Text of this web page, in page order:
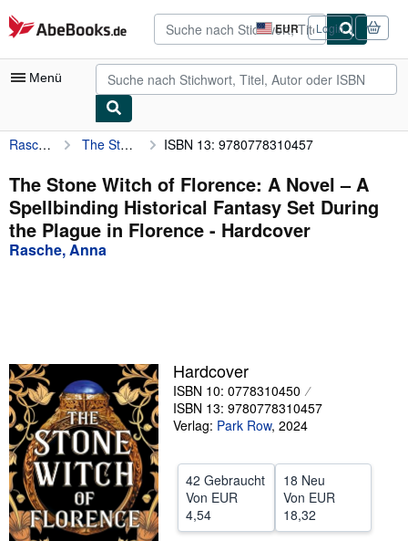
Zum Hauptinhalt
AbeBooks.de EUR
Seite
der
Einkaufseinstellungen.
Login
Menü
Nutzerkonto
Meine Bestellungen
Detailsuche
Sammlungen
Verkäufer werden
Hilfe
SCHLIESSEN
Rasche, Anna The Stone Witch of Florence: A Novel – A Spellbinding Historical Fantasy Set During the Plague in Florence ISBN 13: 9780778310457
The Stone Witch of Florence: A Novel – A
Spellbinding Historical Fantasy Set During
the Plague in Florence - Hardcover
Rasche, Anna
Hardcover
ISBN 10: 0778310450
ISBN 13: 9780778310457
Verlag: Park Row, 2024
42 Gebraucht
Von EUR
4,54
18 Neu
Von EUR
18,32